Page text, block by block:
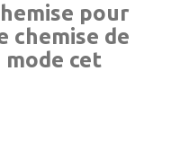
pour
chemise de
mode cet